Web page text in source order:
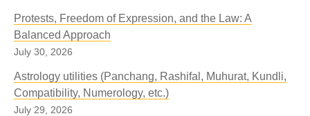
Protests, Freedom of Expression, and the Law: A
Balanced Approach
July 30, 2026
Astrology utilities (Panchang, Rashifal, Muhurat, Kundli,
Compatibility, Numerology, etc.)
July 29, 2026